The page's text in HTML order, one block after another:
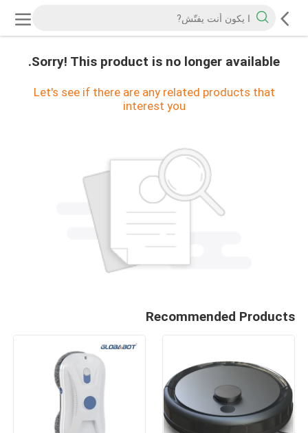
Sorry! This product is no longer available.
Let's see if there are any related products that
interest you
Recommended Products